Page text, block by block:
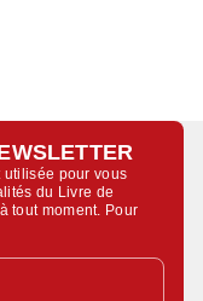
utilisée pour vous
du Livre de
tout moment. Pour